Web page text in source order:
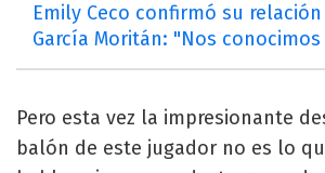
Emily Ceco confirmó su
García Moritán: "Nos conocimos
Pero esta vez la impresionante
balón de este jugador no es lo